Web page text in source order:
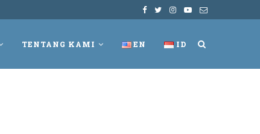
TENTANG KAMI EN ID